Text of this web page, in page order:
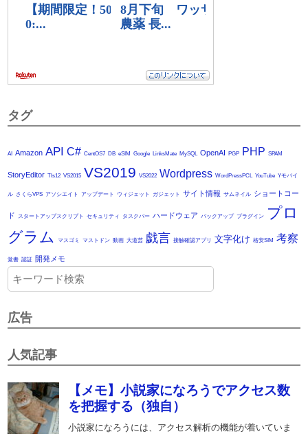
タグ
AI Amazon API C# CentOS7 DB eSIM Google LinksMate MySQL OpenAI PGP PHP SPAM
StoryEditor Tls12 VS2015 VS2019 VS2022 Wordpress WordPressPCL YouTube Yモバイ
ル さくらVPS アソシエイト アップデート ウィジェット ガジェット サイト情報 サムネイル ショートコー
ド スタートアップスクリプト セキュリティ タスクバー ハードウェア バックアップ プラグイン
プロ
グラム
マスゴミ マストドン 動画 大道芸 戯言 接触確認アプリ 文字化け 格安SIM 考察
覚書 認証 開発メモ
広告
人気記事